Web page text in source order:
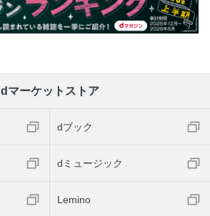
dマーケットストア
dブック
dミュージック
Lemino